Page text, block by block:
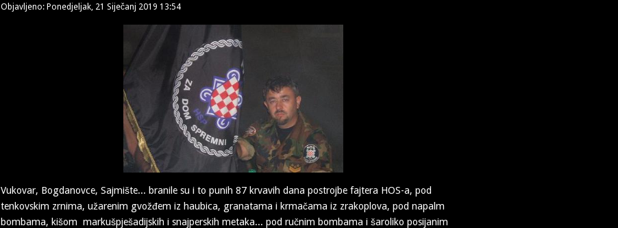
Objavljeno: Ponedjeljak, 21 Siječanj 2019 13:54
Vukovar, Bogdanovce, Sajmište... branile su i to punih 87 krvavih dana postrojbe fajtera HOS-a, pod
tenkovskim zrnima, užarenim gvožđem iz haubica, granatama i krmačama iz zrakoplova, pod napalm
bombama, kišom markušpješadijskih i snajperskih metaka... pod ručnim bombama i šaroliko posijanim